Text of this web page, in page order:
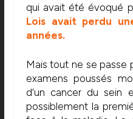
qui avait été évoqué
Lois avait perdu
années.
Mais tout ne se passe
examens poussés
d’un cancer du sein
possiblement la